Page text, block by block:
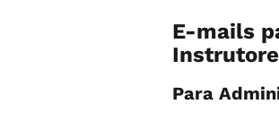
E-mails
Para